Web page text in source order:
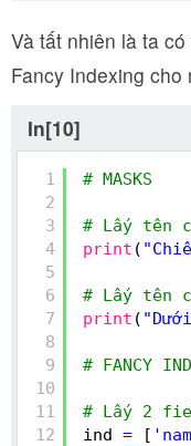
Và tất nhiên là ta
Fancy Indexing
In[10]
1
2
3
4
5
6
7
8
9
10
11
12
# MASKS
# Lấy tên
print (
# Lấy tên
print (
# FANCY
# Lấy 2
ind = [